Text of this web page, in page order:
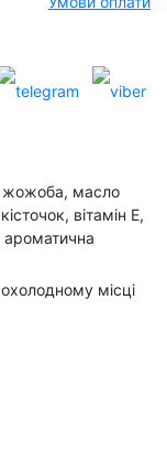
жожоба, масло
вітамін Е,
ароматична
місці